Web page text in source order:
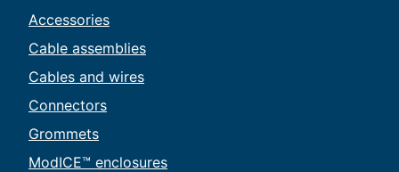
Accessories
Cable assemblies
Cables and wires
Connectors
Grommets
ModICE™ enclosures